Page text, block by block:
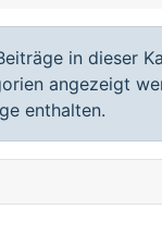
in dieser
angezeigt
enthalten.